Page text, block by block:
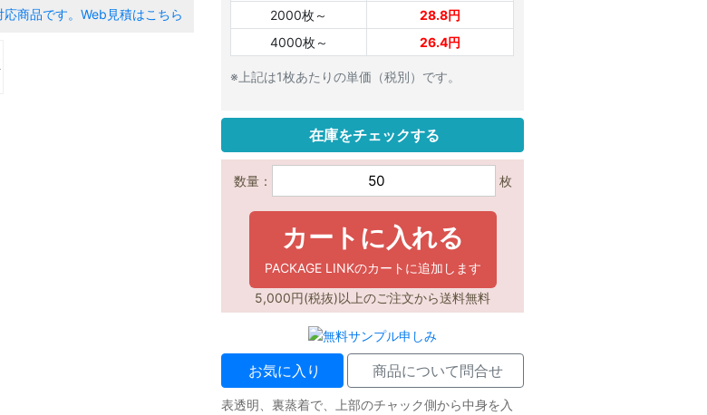
商品です。 Web見積はこちら
※上記は1枚あたりの単価（税別）です。
2000枚～
28.8円
4000枚～
26.4円
在庫をチェックする
数量： 枚
カートに入れる
PACKAGE LINKのカートに追加します
5,000円(税抜)以上のご注文から送料無料
お気に入り 商品について問合せ
表透明、裏蒸着で、上部のチャック側から中身を入